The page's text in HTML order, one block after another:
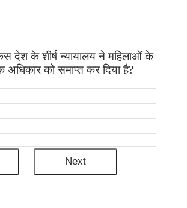
देश के शीर्ष न्यायालय ने महिलाओं के
अधिकार को समाप्त कर दिया है?